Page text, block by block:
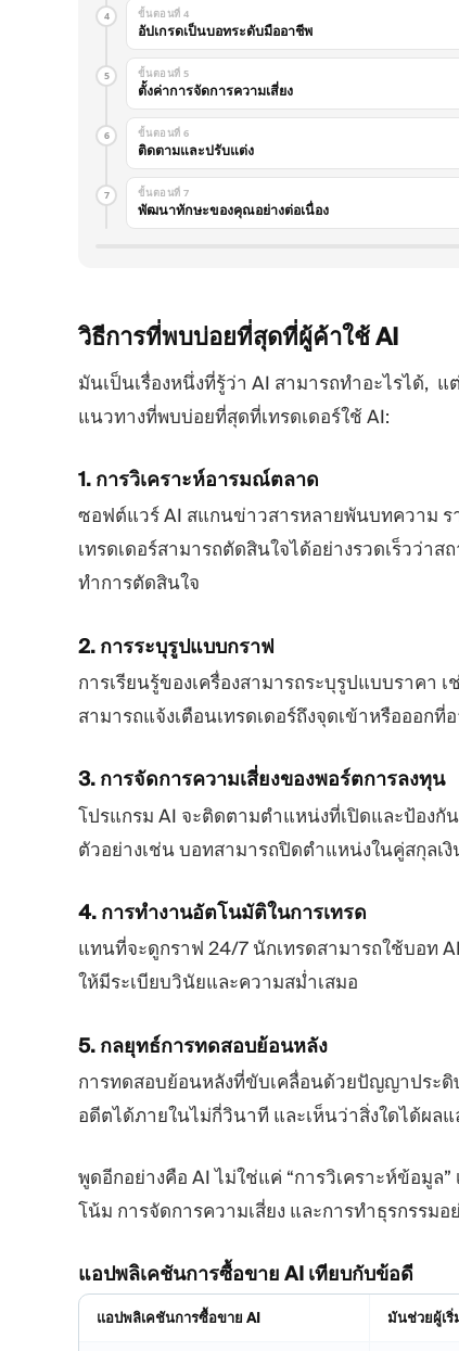
4 ขั้นตอนที่ 4
อัปเกรดเป็นบอทระดับมืออาชีพ
5 ขั้นตอนที่ 5
ตั้งค่าการจัดการความเสี่ยง
6 ขั้นตอนที่ 6
ติดตามและปรับแต่ง
7 ขั้นตอนที่ 7
พัฒนาทักษะของคุณอย่างต่อเนื่อง
วิธีการที่พบบ่อยที่สุดที่ผู้ค้าใช้AI
มันเป็นเรื่องหนึ่งที่รู้ว่า AI สามารถทำอะไรได้,
แนวทางที่พบบ่อยที่สุดที่เทรดเดอร์ใช้ AI:
1. การวิเคราะห์อารมณ์ตลาด
ซอฟต์แวร์ AI สแกนข่าวสารหลายพันบทความ ร
เทรดเดอร์สามารถตัดสินใจได้อย่างรวดเร็วว่า
ทำการตัดสินใจ
2. การระบุรูปแบบกราฟ
การเรียนรู้ของเครื่องสามารถระบุรูปแบบราคา
สามารถแจ้งเตือนเทรดเดอร์ถึงจุดเข้าหรือออกที่
3. การจัดการความเสี่ยงของพอร์ตการลงทุน
โปรแกรม AI จะติดตามตำแหน่งที่เปิดและป้อง
ตัวอย่างเช่น บอทสามารถปิดตำแหน่งในคู่สกุลเ
4. การทำงานอัตโนมัติในการเทรด
แทนที่จะดูกราฟ 24/7 นักเทรดสามารถใช้บอท
ให้มีระเบียบวินัยและความสม่ำเสมอ
5. กลยุทธ์การทดสอบย้อนหลัง
การทดสอบย้อนหลังที่ขับเคลื่อนด้วยปัญญาประ
อดีตได้ภายในไม่กี่วินาที และเห็นว่าสิ่งใดได้ผล
พูดอีกอย่างคือ AI ไม่ใช่แค่ “การวิเคราะห์ข้อมูล
โน้ม การจัดการความเสี่ยง และการทำธุรกรรมอ
แอปพลิเคชันการซื้อขาย AI เทียบกับข้อดี
แอปพลิเคชันการซื้อขาย AI มันช่วยผู้เริ่